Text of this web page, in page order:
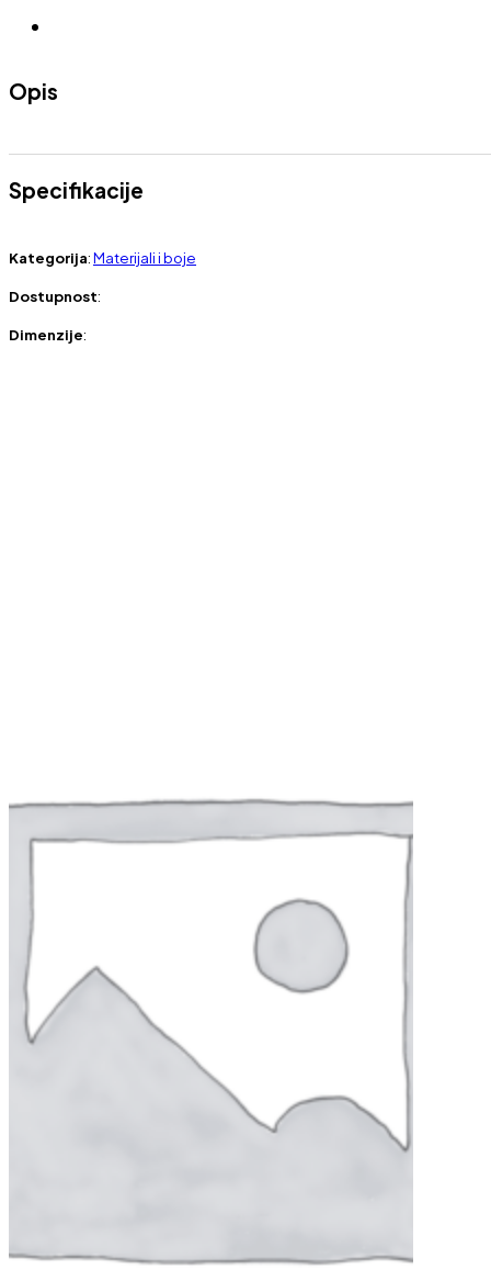
Opis
Specifikacije
Kategorija:Materijali i boje
Dostupnost:
Dimenzije: